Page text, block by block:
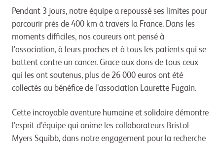
Pendant 3 jours, notre équipe a repoussé ses limites pour
parcourir près de 400 km à travers la France. Dans les
moments difficiles, nos coureurs ont pensé à
l’association, à leurs proches et à tous les patients qui se
battent contre un cancer. Grace aux dons de tous ceux
qui les ont soutenus, plus de 26 000 euros ont été
collectés au bénéfice de l’association Laurette Fugain.
Cette incroyable aventure humaine et solidaire démontre
l’esprit d’équipe qui anime les collaborateurs Bristol
Myers Squibb, dans notre engagement pour la recherche